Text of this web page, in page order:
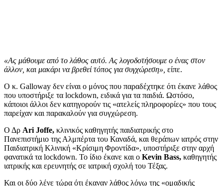
«Ας μάθουμε από το λάθος αυτό. Ας λογοδοτήσουμε ο ένας στον
άλλον, και μακάρι να βρεθεί τόπος για συγχώρεση», είπε.
Ο κ. Galloway δεν είναι ο μόνος που παραδέχτηκε ότι έκανε λάθος
που υποστήριξε τα lockdown, ειδικά για τα παιδιά. Ωστόσο,
κάποιοι άλλοι δεν κατηγορούν τις «ατελείς πληροφορίες» που τους
παρείχαν και παρακαλούν για συγχώρεση.
Ο Δρ Ari Joffe, κλινικός καθηγητής παιδιατρικής στο
Πανεπιστήμιο της Αλμπέρτα του Καναδά, και θεράπων ιατρός στην
Παιδιατρική Κλινική «Κρίσιμη Φροντίδα», υποστήριξε στην αρχή
φανατικά τα lockdown. Το ίδιο έκανε και ο Kevin Bass, καθηγητής
ιατρικής και ερευνητής σε ιατρική σχολή του Τέξας.
Και οι δύο λένε τώρα ότι έκαναν λάθος λόγω της «ομαδικής